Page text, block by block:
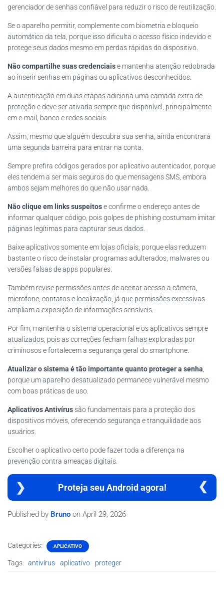
gerenciador de senhas confiável para reduzir o risco de reutilização.
Se o aparelho permitir, complemente com biometria e bloqueio
automático da tela, porque isso dificulta o acesso físico indevido e
protege seus dados mesmo em perdas rápidas do dispositivo.
Não compartilhe suas credenciaise mantenha atenção redobrada
ao inserir senhas em páginas ou aplicativos desconhecidos.
A autenticação em duas etapas adiciona uma camada extra de
proteção e deve ser ativada sempre que disponível, principalmente
em e-mail, banco e redes sociais.
Assim, mesmo que alguém descubra sua senha, ainda encontrará
uma segunda barreira para entrar na conta.
Sempre prefira códigos gerados por aplicativo autenticador, porque
eles tendem a ser mais seguros do que mensagens SMS, embora
ambos sejam melhores do que não usar nada.
Não clique em links suspeitose confirme o endereço antes de
informar qualquer código, pois golpes de phishing costumam imitar
páginas legítimas para capturar seus dados.
Baixe aplicativos somente em lojas oficiais, porque elas reduzem
bastante o risco de instalar programas adulterados, malwares ou
versões falsas de apps populares.
Também revise permissões antes de aceitar acesso a câmera,
microfone, contatos e localização, já que permissões excessivas
ampliam a exposição de informações sensíveis.
Por fim, mantenha o sistema operacional e os aplicativos sempre
atualizados, pois as correções fecham falhas exploradas por
criminosos e fortalecem a segurança geral do smartphone.
Atualizar o sistema é tão importante quanto proteger a senha
porque um aparelho desatualizado permanece vulnerável mesmo
com boas práticas de uso.
Aplicativos Antivírussão fundamentais para a proteção dos
dispositivos móveis, oferecendo segurança e tranquilidade aos
usuários.
Escolher o aplicativo certo pode fazer toda a diferença na
prevenção contra ameaças digitais.
Proteja seu Android agora!
Published by Bruno on April 29, 2026
Categories: APLICATIVO
Tags: antivírus aplicativo proteger